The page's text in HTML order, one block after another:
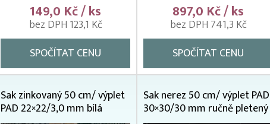
149,0 Kč / ks
bez DPH 123,1 Kč
SPOČÍTAT CENU
897,0 Kč / ks
bez DPH 741,3 Kč
SPOČÍTAT CENU
Sak zinkovaný 50 cm/ výplet
PAD 22×22/3,0 mm bílá
Sak nerez 50 cm/ výplet PAD
30×30/30 mm ručně pletený